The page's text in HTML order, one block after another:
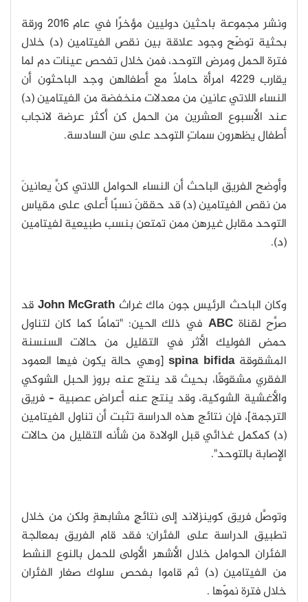
ونشر مجموعة باحثين دوليين مؤخرًا في عام 2016 ورقة
بحثية توضّح وجود علاقة بين نقص الفيتامين (د) خلال
فترة الحمل ومرض التوحد، فمن خلال تفحص عينات دم لما
يقارب 4229 امرأة حاملًا مع أطفالهن وجد الباحثون أن
النساء اللاتي عانين من معدلات منخفضة من الفيتامين (د)
عند الأسبوع العشرين من الحمل كن أكثر عرضة لانجاب
أطفال يظهرون سماتٍ التوحد على سن السادسة.
وأوضح الفريق الباحث أن النساء الحوامل اللاتي كنَّ يعانينَ
من نقص الفيتامين (د) قد حققنَ نسبًا أعلى على مقياس
التوحد مقابل غيرهن ممن تمتعن بنسب طبيعية لفيتامين
(د).
وكان الباحث الرئيس جون ماك غراث John McGrath قد
صرَّح لقناة ABCفي ذلك الحين: "تمامًا كما كان لتناول
حمض الفوليك الأثر في التقليل من حالات السنسنة
المشقوقةspina bifida[وهي حالة يكون فيها العمود
الفقري مشقوقًا، بحيث قد ينتج عنه بروز الحبل الشوكي
والأغشية الشوكية، وقد ينتج عنه أعراض عصبية – فريق
الترجمة]، فإن نتائج هذه الدراسة تثبت أن تناول الفيتامين
(د) كمكمل غذائي قبل الولادة من شأنه التقليل من حالات
الإصابة بالتوحد".
وتوصَّل فريق كوينزلاند إلى نتائجٍ مشابهةٍ ولكن من خلال
تطبيق الدراسة على الفئران؛ فقد قام الفريق بمعالجة
الفئران الحوامل خلال الأشهر الأولى للحمل بالنوع النشط
من الفيتامين (د) ثم قاموا بفحص سلوك صغار الفئران
خلال فترة نموّها .